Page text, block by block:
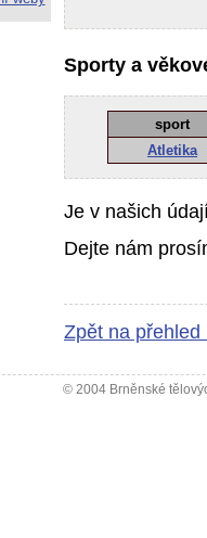
Sporty a
sport
Atletika
Je v našich
Dejte nám
Zpět na přehled
© 2004 Brněnské